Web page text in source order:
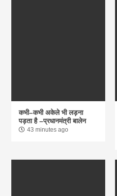
कभी–कभी अकेले भी लड़ना
पड़ता है –प्रधानमंत्री बालेन
43 minutes ago